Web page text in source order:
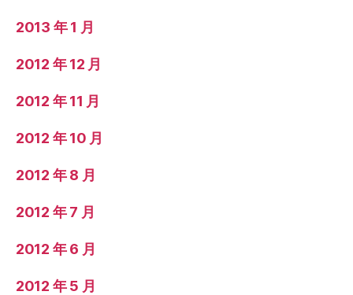
2013 年 1 月
2012 年 12 月
2012 年 11 月
2012 年 10 月
2012 年 8 月
2012 年 7 月
2012 年 6 月
2012 年 5 月